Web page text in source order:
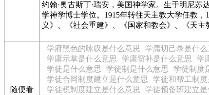
约翰·奥古斯丁·瑞安，美国神学家。生于明尼苏
学神学博士学位。1915年转往天主教大学任教
义》、《社会重建》、《国家和教会》、《天主
随便看
学府黑色的咏叹是什么意思 学庸切己录是什么
学庸示掌是什么意思
学庸窃补是什么意思 学
学徒是什么意思
学徒制是什么意思 学徒制度
学徒合同制度建立是什么意思
学徒和帮工制
学徒税制度建立是什么意思
学徒预备班建立是